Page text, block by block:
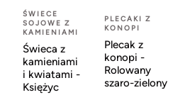
ŚWIECE
SOJOWE Z
KAMIENIAMI
Świeca z
kamieniami
i kwiatami -
Księżyc
PLECAKI Z
KONOPI
Plecak z
konopi -
Rolowany
szaro-zielony